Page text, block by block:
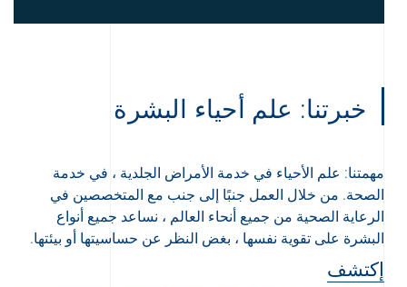
خبرتنا: علم أحياء البشرة
مهمتنا: علم الأحياء في خدمة الأمراض الجلدية ، في خدمة
الصحة. من خلال العمل جنبًا إلى جنب مع المتخصصين في
الرعاية الصحية من جميع أنحاء العالم ، نساعد جميع أنواع
البشرة على تقوية نفسها ، بغض النظر عن حساسيتها أو بيئتها.
إكتشف